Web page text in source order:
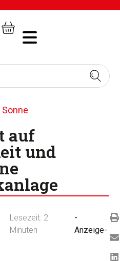
auf
und
Lesezeit: 2
Minuten
-
Anzeige-